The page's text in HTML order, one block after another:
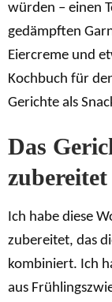
würden – einen
gedämpften
Eiercreme und
Kochbuch für
Gerichte als
Das
Ich habe diese
zubereitet, das
kombiniert. Ich
aus